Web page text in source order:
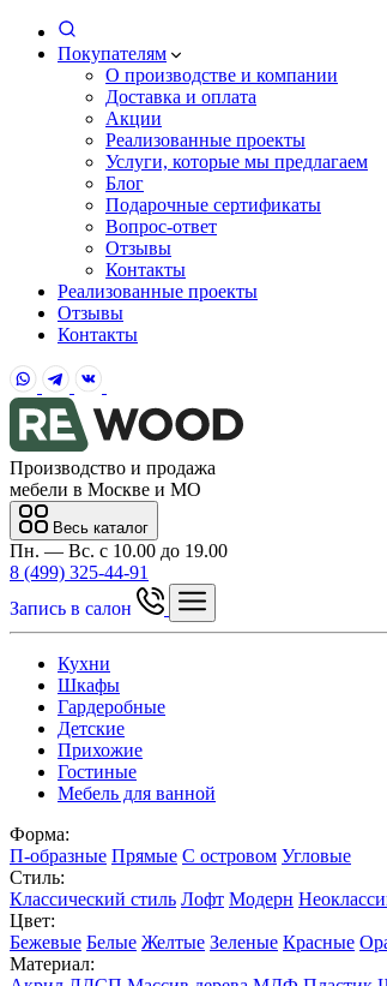
Покупателям
О производстве и компании
Доставка и оплата
Акции
Реализованные проекты
Услуги, которые мы предлагаем
Блог
Подарочные сертификаты
Вопрос-ответ
Отзывы
Контакты
Реализованные проекты
Отзывы
Контакты
Производство и продажа
мебели в Москве и МО
Весь каталог
Пн. — Вс. с 10.00 до 19.00
8 (499) 325-44-91
Запись в салон
Кухни
Шкафы
Гардеробные
Детские
Прихожие
Гостиные
Мебель для ванной
Форма:
П-образные Прямые С островом Угловые
Стиль:
Классический стиль Лофт Модерн
Цвет:
Бежевые Белые Желтые Зеленые Красные
Материал: